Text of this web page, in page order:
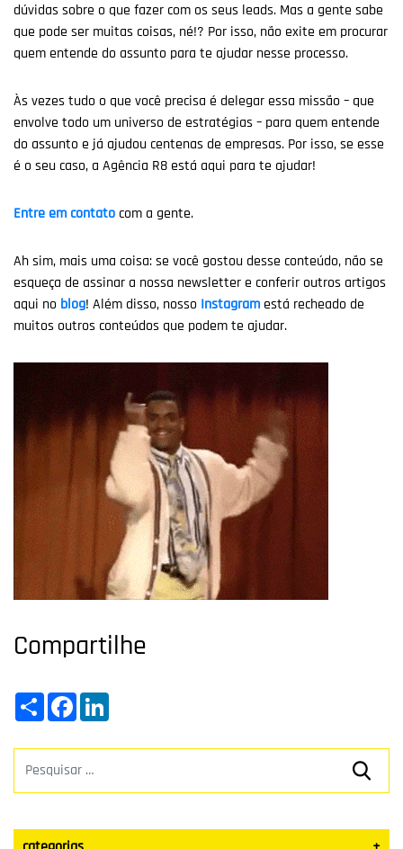
dúvidas sobre o que fazer com os seus leads. Mas a gente sabe
que pode ser muitas coisas, né!? Por isso, não exite em procurar
quem entende do assunto para te ajudar nesse processo.
Às vezes tudo o que você precisa é delegar essa missão – que
envolve todo um universo de estratégias – para quem entende
do assunto e já ajudou centenas de empresas. Por isso, se esse
é o seu caso, a Agência R8 está aqui para te ajudar!
Entre em contato com a gente.
Ah sim, mais uma coisa: se você gostou desse conteúdo, não se
esqueça de assinar a nossa newsletter e conferir outros artigos
aqui no blog! Além disso, nosso Instagram está recheado de
muitos outros conteúdos que podem te ajudar.
Compartilhe
ShareFacebook